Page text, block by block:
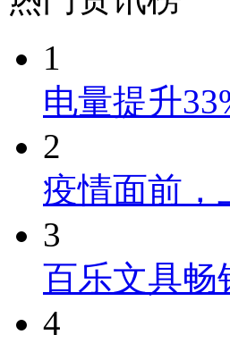
1
电量提升
2
疫情面前，
3
百乐文具畅
4